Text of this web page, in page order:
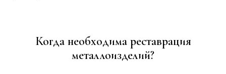
Когда необходима реставрация
металлоизделий?